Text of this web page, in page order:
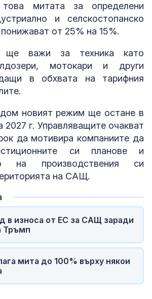
митата за определени
и селскостопанско
от 25% на 15%.
ще важи за техника като
мотокари и други
в обхвата на тарифния
новият режим ще остане в
2027 г. Управляващите очакват
да мотивира компаниите да
си планове и
на производствения си
на САЩ.
в износа от ЕС за САЩ заради
Тръмп
мита до 100% върху някои